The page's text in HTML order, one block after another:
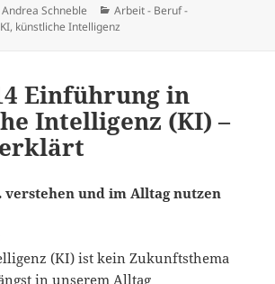
Autor
Andrea Schneble Kategorien
Arbeit - Beruf -
Schlagwörter
KI, künstliche Intelligenz
Einführung in
Intelligenz (KI) –
verstehen und im Alltag nutzen
(KI) ist kein Zukunftsthema
in unserem Alltag